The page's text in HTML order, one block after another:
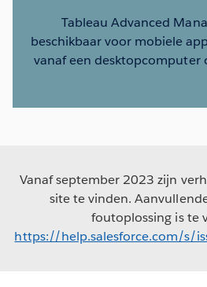
Tableau Advanced
beschikbaar voor mobiele
vanaf een desktopcomputer
Vanaf september 2023 zijn
site te vinden.
foutoplossing is te
https://help.salesforce.com/s/